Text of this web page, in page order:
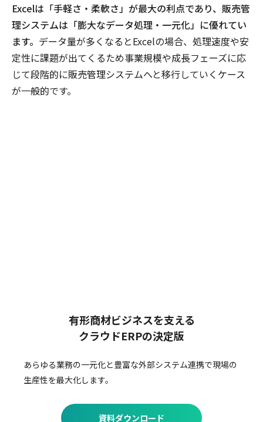
Excelは「手軽さ・柔軟さ」が最大の利点であり、販売管
理システムは「膨大なデータ処理・一元化」に優れてい
ます。 データ量が多くなるとExcelの場合、処理速度や安
定性に課題が出てくるため事業規模や成長フェーズに応
じて段階的に販売管理システムへと移行していくケース
が一般的です。
有形商材ビジネスを支える
クラウドERPの決定版
あらゆる業務の一元化と豊富な外部システム連携で現場の
生産性を最大化します。
資料ダウンロード